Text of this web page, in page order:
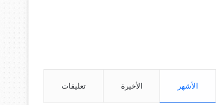
الأشهر الأخيرة تعليقات